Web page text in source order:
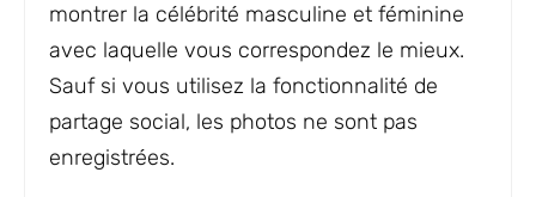
montrer la célébrité masculine et féminine
avec laquelle vous correspondez le mieux.
Sauf si vous utilisez la fonctionnalité de
partage social, les photos ne sont pas
enregistrées.